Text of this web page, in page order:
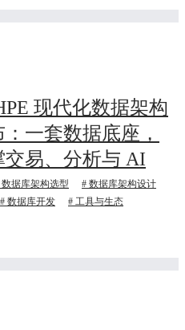
现代化数据架构
一套数据底座，
交易、分析与 AI
数据库架构选型
数据库架构设计
数据库开发 工具与生态